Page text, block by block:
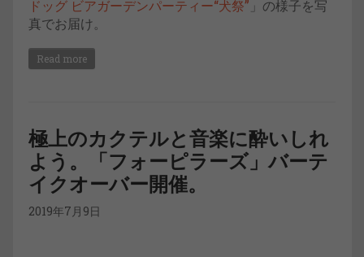
ドッグ ビアガーデンパーティー“犬祭” 」の様子を写
真でお届け。
Read more
極上のカクテルと音楽に酔いしれ
よう。「フォーピラーズ」バーテ
イクオーバー開催。
2019年7月9日